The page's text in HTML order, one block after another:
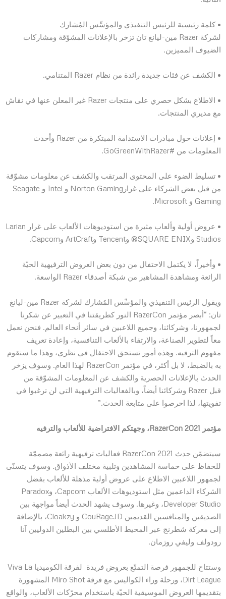
• كلمة رئيسية للرئيس التنفيذي والمؤسِّس المُشارك
لشركة Razer مين-ليانغ تان تزخر بالإعلانات المشوّقة ومشاركات
الضيوف المميزين.
• الكشف عن فئات جديدة رائدة من نظام Razer المتنامي.
• الاطلاع بشكل حصري على منتجات Razer غير المعلن عنها في نقاش
مع مديري المنتجات.
• إعلانات حول مبادرات الاستدامة المبتكرة من Razer وأحدث
المعلومات من #GoGreenWithRazer.
• تسليط الضوء على المحتوى المرتقب والكشف عن معلومات مشوّقة
من قبل بعض الشركاء على غرارNorton Gaming و Intel و Seagate
Gaming و Microsoft.
• عروض أولية وألعاب مثيرة من استوديوهات الألعاب على غرار Larian
Studios وSQUARE ENIX® وTencent وArtCraft وCapcom.
• وأخيراً، لا يكتمل الاحتفال من دون بعض العروض الترفيهية الحيّة
الرائعة ومشاهدة المشاهير من شبكة أصدقاء Razer الواسعة.
ويقول الرئيس التنفيذي والمؤسِّس المُشارك لشركة Razer مين-ليانغ
تان: “أبصر مؤتمر RazerCon النور كطريقتنا في التعبير عن شكرنا
لجمهورنا، وشركائنا، وجميع اللاعبين في سائر أنحاء العالم. فنحن نعمل
معاً لتطوير الصناعة، والارتقاء بالألعاب التنافسية، وإعادة تعريف
مفهوم الترفيه. وهذه أمور تستحق الاحتفال في نظري، وهذا ما سنقوم
به بالضبط، لا بل أكثر، في مؤتمر RazerCon لهذا العام. وسوف يزخر
الحدث بالإعلانات الحصرية والكشف عن المعلومات المشوّقة من
قبل Razer وشركائنا أيضاً، وبالفعاليات الترفيهية التي لن ترغبوا في
تفويتها، لذا احرصوا على متابعة الحدث.”
مؤتمر RazerCon 2021، وجهتكم الافتراضية للألعاب والترفيه
سيتضمّن حدث RazerCon 2021 فعاليات ترفيهية رائعة مصممّة
للحفاظ على حماسة المشاهدين وتلبية مختلف الأذواق. وسوف يتسنّى
لجمهور اللاعبين الاطلاع على عروض أولية مذهلة للألعاب بفضل
الشركاء الداعمين مثل استوديوهات الألعاب Capcom، وParadox
Developer Studio، وغيرها. وسوف يشهد الحدث أيضاً مواجهة بين
الصديقين والمنافسين القديمين CouRageJD و Cloakzy، بالإضافة
إلى معركة شطرنج عبر المحيط الأطلسي بين البطلين الدوليين آنا
رودولف وليفي روزمان.
وستتاح للجمهور فرصة التمتّع بعروض فريدة لفرقة الكوميديا ​​Viva La
Dirt League، ورحلة وراء الكواليس مع فرقة Miro Shot المشهورة
بتقديمها العروض الموسيقية الحيّة باستخدام محرّكات الألعاب، والواقع